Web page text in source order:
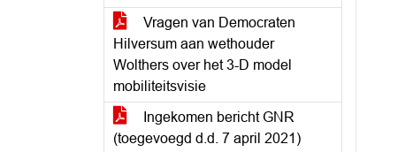
Vragen van Democraten
Hilversum aan wethouder
Wolthers over het 3-D model
mobiliteitsvisie
Ingekomen bericht GNR
(toegevoegd d.d. 7 april 2021)